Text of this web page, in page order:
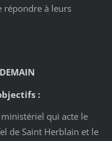
répondre à leurs
:
qui acte le
de Saint Herblain et le